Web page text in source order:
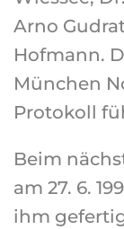
Arno
Hofmann.
München
Protokoll
Beim
am 27. 6.
ihm